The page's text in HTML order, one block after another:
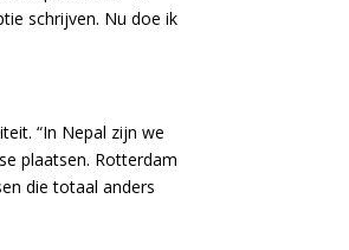
schrijven. Nu doe ik
“In Nepal zijn we
plaatsen. Rotterdam
die totaal anders